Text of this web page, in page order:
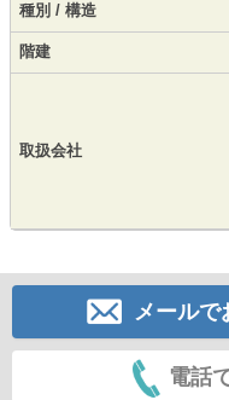
種別 / 構造
階建
取扱会社
メールで
電話